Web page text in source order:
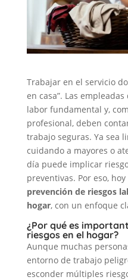
Trabajar en el servicio
en casa”. Las
labor fundamental y,
profesional, deben
trabajo seguras. Ya sea
cuidando a mayores o
día puede implicar
preventivas. Por eso,
prevención de riesgos
hogar, con un enfoque
¿Por qué es
riesgos en el hogar?
Aunque muchas
entorno de trabajo
esconder múltiples